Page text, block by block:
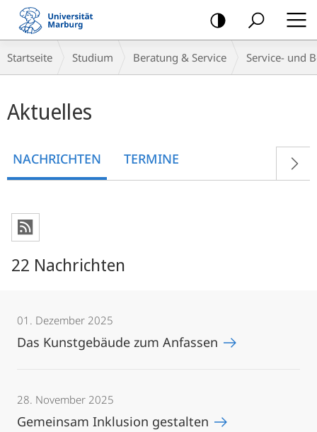
Mobile-
Navigation
Breadcrumb-
Navigation
Startseite Studium Beratung & Service Service- und
Aktuelles
NACHRICHTEN TERMINE
22 Nachrichten
01. Dezember 2025
Das Kunstgebäude zum Anfassen
28. November 2025
Gemeinsam Inklusion gestalten